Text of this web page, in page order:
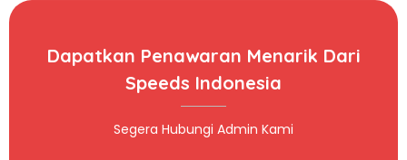
Dapatkan Penawaran Menarik Dari
Speeds Indonesia
Segera Hubungi Admin Kami